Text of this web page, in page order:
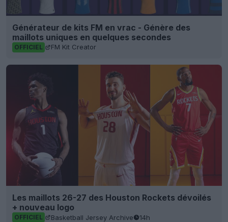
Générateur de kits FM en vrac - Génère des
maillots uniques en quelques secondes
OFFICIEL FM Kit Creator
Les maillots 26-27 des Houston Rockets dévoilés
+ nouveau logo
OFFICIEL Basketball Jersey Archive 14h